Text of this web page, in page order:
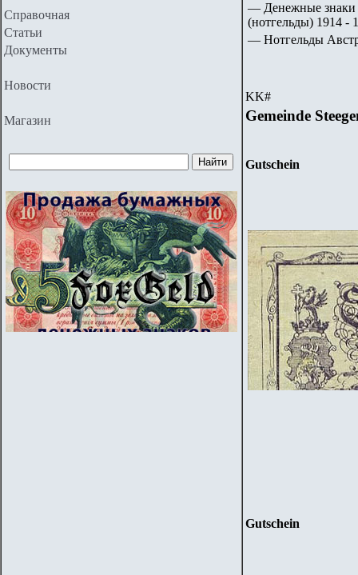
Справочная
Статьи
Документы
Новости
Магазин
— Денежные знаки
(нотгельды) 1914 -
— Нотгельды
KK#
Gemeinde
Gutschein
Gutschein